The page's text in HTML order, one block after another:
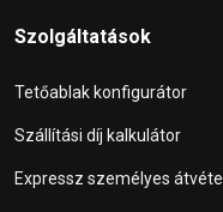
Szolgáltatások
Tetőablak konfigurátor
Szállítási díj kalkulátor
Expressz személyes átvétel